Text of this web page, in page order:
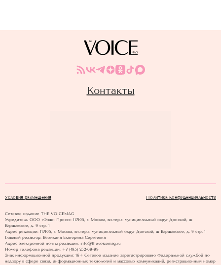
Контакты
Условия размещения Политика конфиденциальности
Сетевое издание THE VOICEMAG
Учредитель ООО «Фэшн Пресс»: 117105, г. Москва, вн.тер.г. муниципальный округ Донской, ш
Варшавское, д. 9 стр. 1
Адрес редакции: 117105, г. Москва, вн.тер.г. муниципальный округ Донской, ш Варшавское, д. 9 стр. 1
Главный редактор: Великина Екатерина Сергеевна
Адрес электронной почты редакции: info@thevoicemag.ru
Номер телефона редакции: +7 (495) 252-09-99
Знак информационной продукции: 16+ Cетевое издание зарегистрировано Федеральной службой по
надзору в сфере связи, информационных технологий и массовых коммуникаций, регистрационный номер